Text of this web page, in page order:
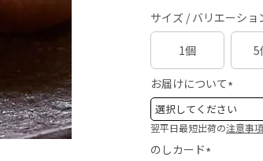
サイズ / バリエーショ
1個 5
お届けについて
(
必
須
翌平日最短出荷の注意事
のしカード